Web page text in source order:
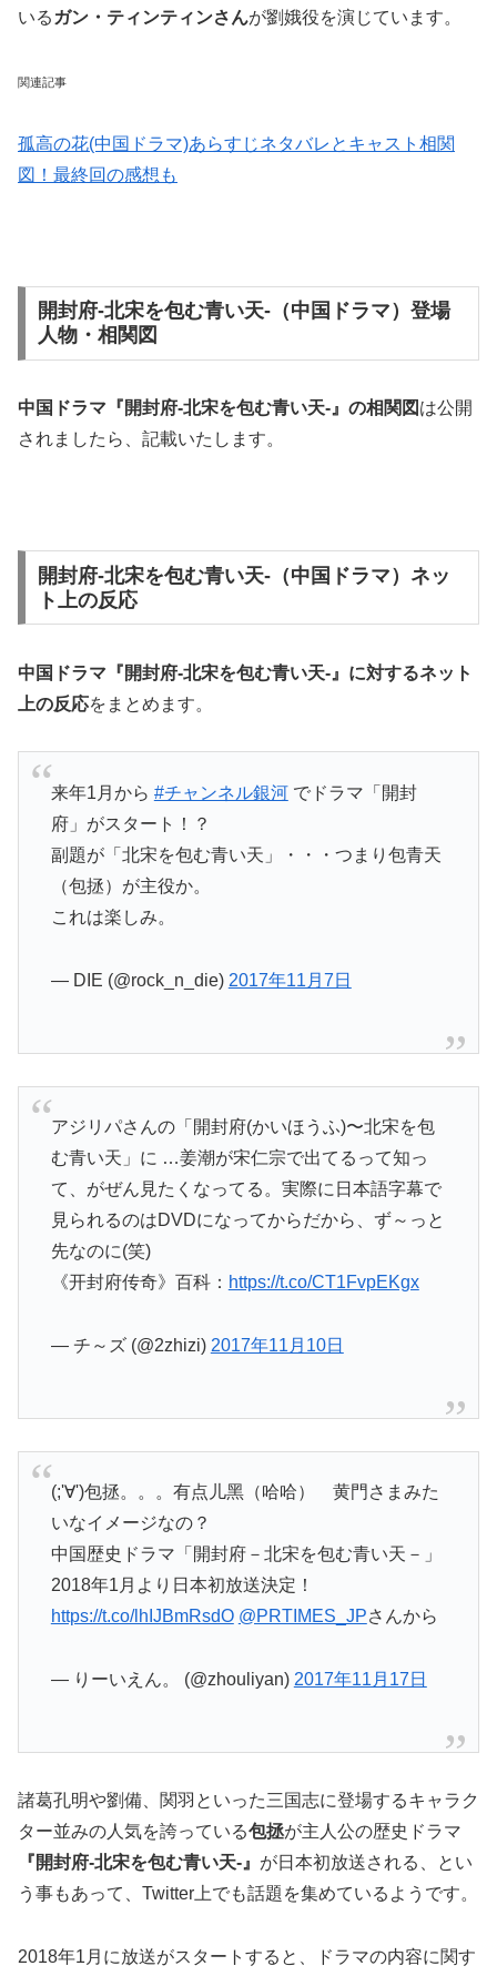
いる ガン・ティンティンさんが劉娥役を演じています。
関連記事
孤高の花(中国ドラマ)あらすじネタバレとキャスト相関
図！最終回の感想も
開封府-北宋を包む青い天-（中国ドラマ）登場
人物・相関図
中国ドラマ『開封府-北宋を包む青い天-』の相関図 は公開
されましたら、記載いたします。
開封府-北宋を包む青い天-（中国ドラマ）ネッ
ト上の反応
中国ドラマ『開封府-北宋を包む青い天-』に対するネット
上の反応をまとめます。
来年1月から #チャンネル銀河でドラマ「開封
府」がスタート！？
副題が「北宋を包む青い天」・・・つまり包青天
（包拯）が主役か。
これは楽しみ。
— DIE (@rock_n_die) 2017年11月7日
アジリパさんの「開封府(かいほうふ)〜北宋を包
む青い天」に …姜潮が宋仁宗で出てるって知っ
て、がぜん見たくなってる。実際に日本語字幕で
見られるのはDVDになってからだから、ず～っと
先なのに(笑)
《开封府传奇》百科： https://t.co/CT1FvpEKgx
— チ～ズ (@2zhizi) 2017年11月10日
(;'∀')包拯。。。有点儿黑（哈哈） 黄門さまみた
いなイメージなの？
中国歴史ドラマ「開封府－北宋を包む青い天－」
2018年1月より日本初放送決定！
https://t.co/lhIJBmRsdO @PRTIMES_JPさんから
— りーいえん。 (@zhouliyan) 2017年11月17日
諸葛孔明や劉備、関羽といった三国志に登場するキャラク
ター並みの人気を誇っている包拯が主人公の歴史ドラマ
『開封府-北宋を包む青い天-』 が日本初放送される、とい
う事もあって、 Twitter上でも話題を集めているようです。
2018年1月に放送がスタートすると、ドラマの内容に関す